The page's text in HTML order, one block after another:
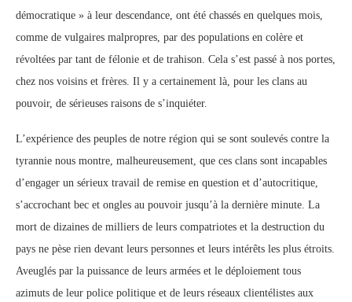
démocratique » à leur descendance, ont été chassés en quelques mois,
comme de vulgaires malpropres, par des populations en colère et
révoltées par tant de félonie et de trahison. Cela s’est passé à nos portes,
chez nos voisins et frères. Il y a certainement là, pour les clans au
pouvoir, de sérieuses raisons de s’inquiéter.
L’expérience des peuples de notre région qui se sont soulevés contre la
tyrannie nous montre, malheureusement, que ces clans sont incapables
d’engager un sérieux travail de remise en question et d’autocritique,
s’accrochant bec et ongles au pouvoir jusqu’à la dernière minute. La
mort de dizaines de milliers de leurs compatriotes et la destruction du
pays ne pèse rien devant leurs personnes et leurs intérêts les plus étroits.
Aveuglés par la puissance de leurs armées et le déploiement tous
azimuts de leur police politique et de leurs réseaux clientélistes aux